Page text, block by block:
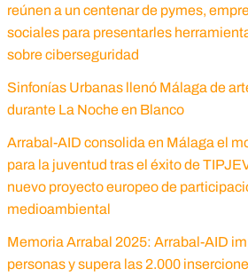
reúnen a un centenar de pymes,
sociales para presentarles
sobre ciberseguridad
Sinfonías Urbanas llenó Málaga de
durante La Noche en Blanco
Arrabal-AID consolida en Málaga el
para la juventud tras el éxito de
nuevo proyecto europeo de
medioambiental
Memoria Arrabal 2025: Arrabal-AID
personas y supera las 2.000